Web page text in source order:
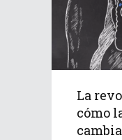
La
cómo